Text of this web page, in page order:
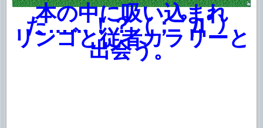
本の中に吸い込まれ
た……！？（； ﾟДﾟ）
リンゴと従者カラリーと
出会う。